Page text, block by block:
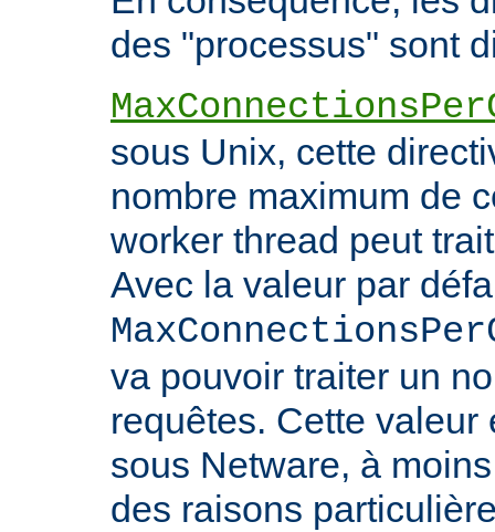
des "processus" sont
sous Unix, cette
nombre maximum de
worker thread peut
Avec la valeur par
va pouvoir traiter un
requêtes. Cette valeur
sous Netware, à
des raisons